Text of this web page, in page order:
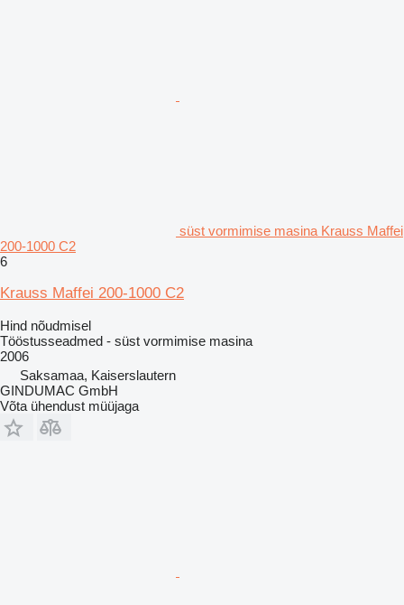
süst vormimise masina Krauss Maffei
200-1000 C2
6
Krauss Maffei 200-1000 C2
Hind nõudmisel
Tööstusseadmed - süst vormimise masina
2006
Saksamaa, Kaiserslautern
GINDUMAC GmbH
Võta ühendust müüjaga